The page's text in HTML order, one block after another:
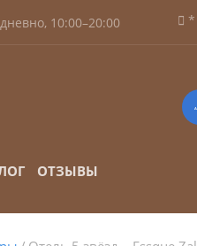
10:00–20:00 *
ОТЗЫВЫ